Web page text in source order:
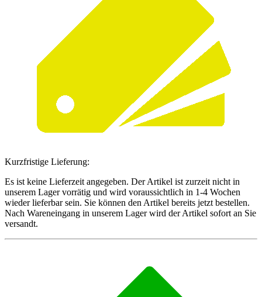
Kurzfristige Lieferung:
Es ist keine Lieferzeit angegeben. Der Artikel ist zurzeit nicht in
unserem Lager vorrätig und wird voraussichtlich in 1-4 Wochen
wieder lieferbar sein. Sie können den Artikel bereits jetzt bestellen.
Nach Wareneingang in unserem Lager wird der Artikel sofort an Sie
versandt.